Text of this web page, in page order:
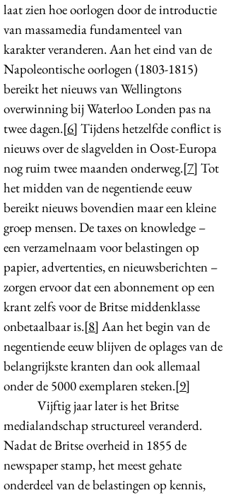
laat zien hoe oorlogen door de introductie
van massamedia fundamenteel van
karakter veranderen. Aan het eind van de
Napoleontische oorlogen(1803-1815)
bereikt het nieuws van Wellingtons
overwinning bij Waterloo Londen pas na
twee dagen.[6] Tijdens hetzelfde conflict is
nieuws over de slagvelden in Oost-Europa
nog ruim twee maanden onderweg.[7] Tot
het midden van de negentiende eeuw
bereikt nieuws bovendien maar een kleine
groep mensen. De taxes on knowledge –
een verzamelnaam voor belastingen op
papier, advertenties, en nieuwsberichten –
zorgen ervoor dat een abonnement op een
krant zelfs voor de Britse middenklasse
onbetaalbaar is.[8] Aan het begin van de
negentiende eeuw blijven de oplages van de
belangrijkste kranten dan ook allemaal
onder de 5000 exemplaren steken.[9]
Vijftig jaar later is het Britse
medialandschap structureel veranderd.
Nadat de Britse overheid in 1855 de
newspaper stamp, het meest gehate
onderdeel van de belastingen op kennis,